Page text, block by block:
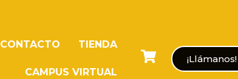
CONTACTO TIENDA
CAMPUS VIRTUAL
¡Llámanos!